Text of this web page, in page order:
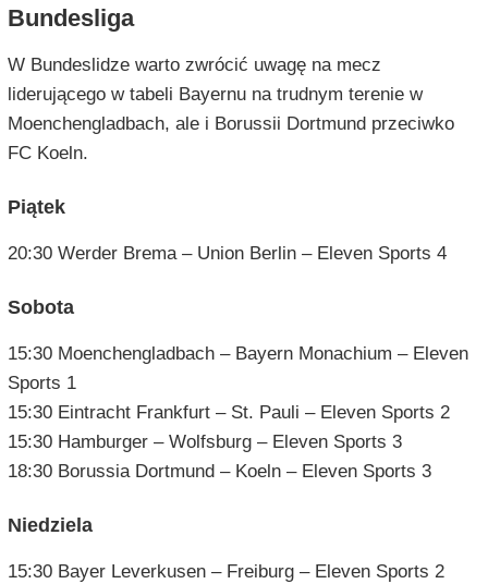
Bundesliga
W Bundeslidze warto zwrócić uwagę na mecz
liderującego w tabeli Bayernu na trudnym terenie w
Moenchengladbach, ale i Borussii Dortmund przeciwko
FC Koeln.
Piątek
20:30 Werder Brema – Union Berlin – Eleven Sports 4
Sobota
15:30 Moenchengladbach – Bayern Monachium – Eleven
Sports 1
15:30 Eintracht Frankfurt – St. Pauli – Eleven Sports 2
15:30 Hamburger – Wolfsburg – Eleven Sports 3
18:30 Borussia Dortmund – Koeln – Eleven Sports 3
Niedziela
15:30 Bayer Leverkusen – Freiburg – Eleven Sports 2